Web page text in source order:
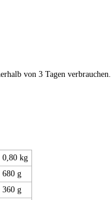
von 3 Tagen verbrauchen.
0,80 kg
680 g
360 g